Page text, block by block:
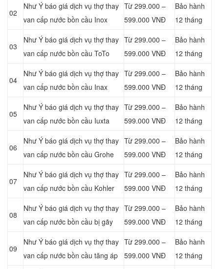
02
Như Ý báo giá dịch vụ thợ thay
van cấp nước bồn cầu Inox
Từ 299.000 –
599.000 VNĐ
Bảo hành
12 tháng
03
Như Ý báo giá dịch vụ thợ thay
van cấp nước bồn cầu ToTo
Từ 299.000 –
599.000 VNĐ
Bảo hành
12 tháng
04
Như Ý báo giá dịch vụ thợ thay
van cấp nước bồn cầu Inax
Từ 299.000 –
599.000 VNĐ
Bảo hành
12 tháng
05
Như Ý báo giá dịch vụ thợ thay
van cấp nước bồn cầu Iuxta
Từ 299.000 –
599.000 VNĐ
Bảo hành
12 tháng
06
Như Ý báo giá dịch vụ thợ thay
van cấp nước bồn cầu Grohe
Từ 299.000 –
599.000 VNĐ
Bảo hành
12 tháng
07
Như Ý báo giá dịch vụ thợ thay
van cấp nước bồn cầu Kohler
Từ 299.000 –
599.000 VNĐ
Bảo hành
12 tháng
08
Như Ý báo giá dịch vụ thợ thay
van cấp nước bồn cầu bị gãy
Từ 299.000 –
599.000 VNĐ
Bảo hành
12 tháng
09
Như Ý báo giá dịch vụ thợ thay
van cấp nước bồn cầu tăng áp
Từ 299.000 –
599.000 VNĐ
Bảo hành
12 tháng